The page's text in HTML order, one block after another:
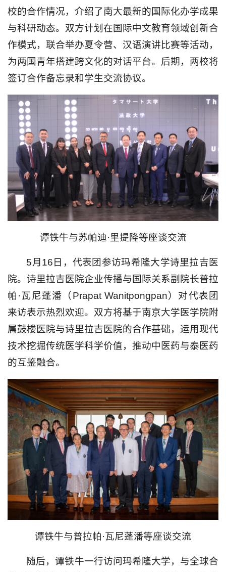
校的合作情况，介绍了南大最新的国际化办学成果
与科研动态。双方计划在国际中文教育领域创新合
作模式，联合举办夏令营、汉语演讲比赛等活动，
为两国青年搭建跨文化的对话平台。后期，两校将
签订合作备忘录和学生交流协议。
谭铁牛与苏帕迪·里提隆等座谈交流
5月16日，代表团参访玛希隆大学诗里拉吉医
院。诗里拉吉医院企业传播与国际关系副院长普拉
帕·瓦尼蓬潘（Prapat Wanitpongpan）对代表团
来访表示热烈欢迎。双方将基于南京大学医学院附
属鼓楼医院与诗里拉吉医院的合作基础，运用现代
技术挖掘传统医学科学价值，推动中医药与泰医药
的互鉴融合。
谭铁牛与普拉帕·瓦尼蓬潘等座谈交流
随后，谭铁牛一行访问玛希隆大学，与全球合